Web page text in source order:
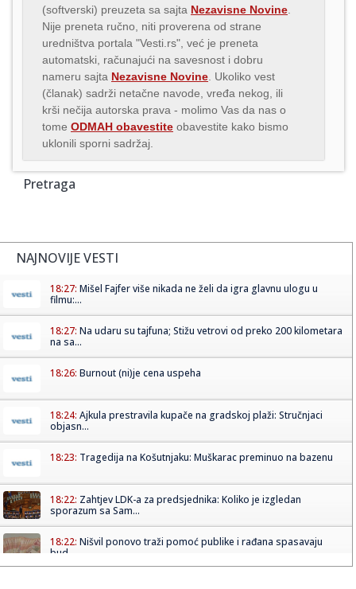
(softverski) preuzeta sa sajta Nezavisne Novine
Nije preneta ručno, niti proverena od strane
uredništva portala "Vesti.rs", već je preneta
automatski, računajući na savesnost i dobru
nameru sajta Nezavisne Novine . Ukoliko vest
(članak) sadrži netačne navode, vređa nekog, ili
krši nečija autorska prava - molimo Vas da nas o
tome ODMAH obavestite obavestite kako bismo
uklonili sporni sadržaj.
Pretraga
NAJNOVIJE VESTI
18:27: Mišel Fajfer više nikada ne želi da igra glavnu ulogu u
filmu:...
18:27: Na udaru su tajfuna; Stižu vetrovi od preko 200 kilometara
na sa...
18:26: Burnout (ni)je cena uspeha
18:24: Ajkula prestravila kupače na gradskoj plaži: Stručnjaci
objasn...
18:23: Tragedija na Košutnjaku: Muškarac preminuo na bazenu
18:22: Zahtjev LDK-a za predsjednika: Koliko je izgledan
sporazum sa Sam...
18:22: Nišvil ponovo traži pomoć publike i rađana spasavaju
bud...